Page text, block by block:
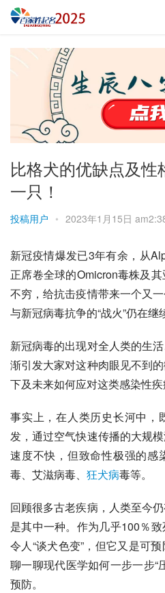
比格犬的优缺点及
一只！
投稿用户 • 2023年1月15日
新冠疫情爆发已3年有余，从
正席卷全球的Omicron毒株及
不穷，给抗击疫情带来一个又
与新冠病毒抗争的“战火”仍在
新冠病毒的出现对全人类的生
渐引发大家对这种肉眼见不到的
下及未来如何应对这类感染性疾
事实上，在人类历史长河中，
发，通过空气快速传播的大规
速度不快，但致命性极强的感
毒、艾滋病毒、 狂犬病毒等。
回顾很多古老疾病，人类至今
是其中一种。作为几乎100％
令人“谈犬色变”，但它又是可
聊一聊现代医学如何一步一步“
预防。